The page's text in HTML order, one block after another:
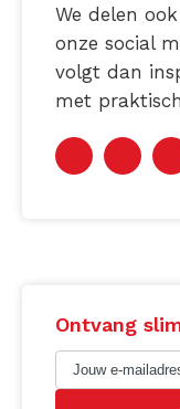
We delen
onze social
volgt dan
met
Ontvang